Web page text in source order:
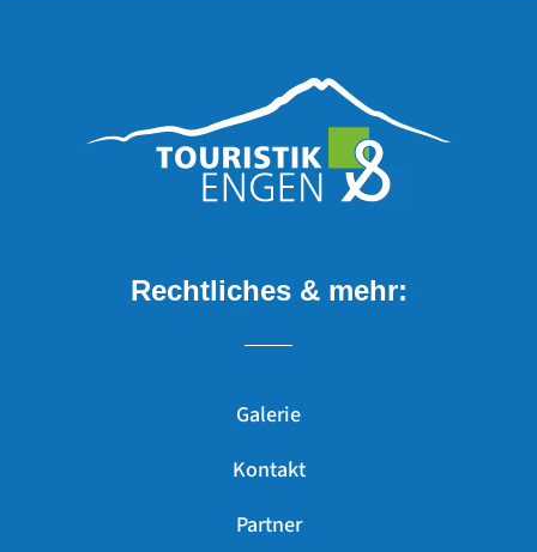
Rechtliches & mehr:
Galerie
Kontakt
Partner